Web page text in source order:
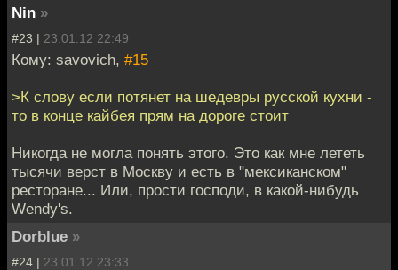
Nin »
#23 | 23.01.12 22:49
Кому: savovich, #15
>К слову если потянет на шедевры русской кухни -
то в конце кайбея прям на дороге стоит
Никогда не могла понять этого. Это как мне лететь
тысячи верст в Москву и есть в "мексиканском"
ресторане... Или, прости господи, в какой-нибудь
Wendy's.
Dorblue »
#24 | 23.01.12 23:33